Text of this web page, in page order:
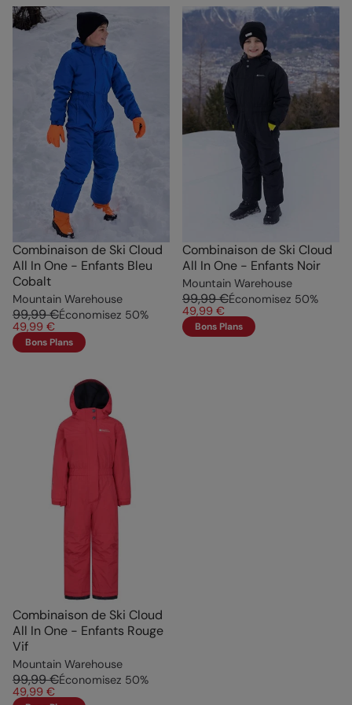
Combinaison de Ski Cloud
All In One - Enfants Bleu
Cobalt
Mountain Warehouse
99,99 €Économisez 50%
49,99 €
Bons Plans
Combinaison de Ski Cloud
All In One - Enfants Noir
Mountain Warehouse
99,99 €Économisez 50%
49,99 €
Bons Plans
Combinaison de Ski Cloud
All In One - Enfants Rouge
Vif
Mountain Warehouse
99,99 €Économisez 50%
49,99 €